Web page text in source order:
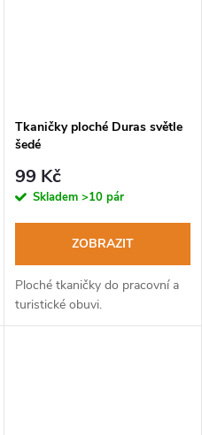
Tkaničky ploché Duras světle
šedé
99 Kč
Skladem >10 pár
ZOBRAZIT
Ploché tkaničky do pracovní a
turistické obuvi.